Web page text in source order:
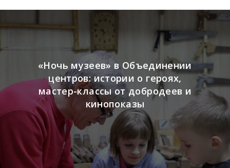
«Ночь музеев» в Объединении
центров: истории о героях,
мастер-классы от добродеев и
кинопоказы